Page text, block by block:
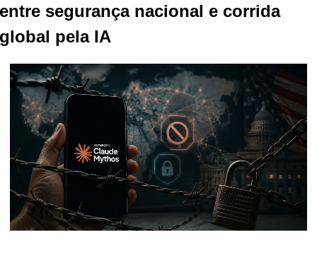
entre segurança nacional e corrida
global pela IA